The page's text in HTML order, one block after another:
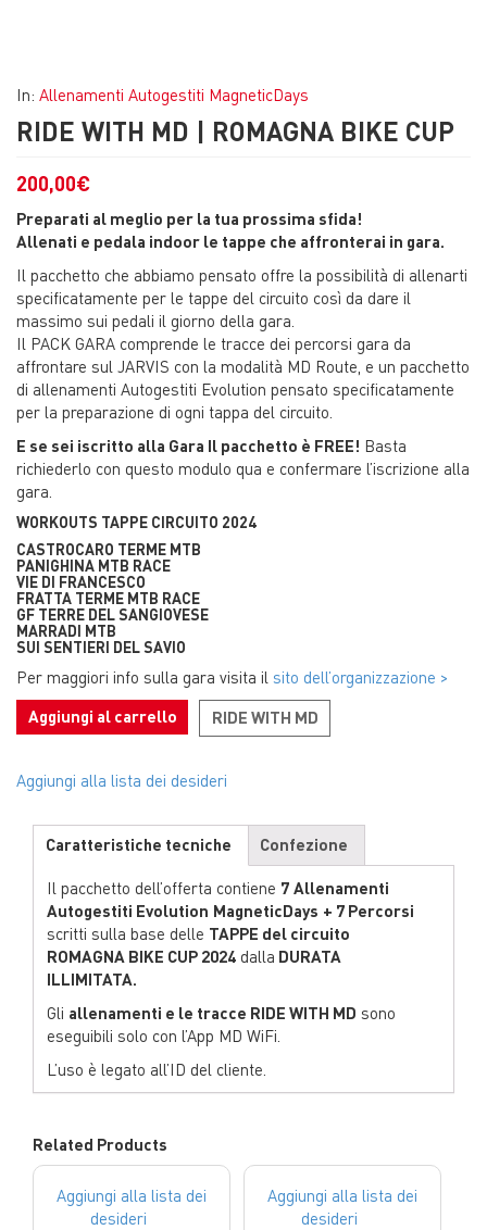
In: Allenamenti Autogestiti MagneticDays
RIDE WITH MD | ROMAGNA BIKE CUP
200,00€
Preparati al meglio per la tua prossima sfida!
Allenati e pedala indoor le tappe che affronterai in gara.
Il pacchetto che abbiamo pensato offre la possibilità di allenarti
specificatamente per le tappe del circuito così da dare il
massimo sui pedali il giorno della gara.
Il PACK GARA comprende le tracce dei percorsi gara da
affrontare sul JARVIS con la modalità MD Route, e un pacchetto
di allenamenti Autogestiti Evolution pensato specificatamente
per la preparazione di ogni tappa del circuito.
E se sei iscritto alla Gara Il pacchetto è FREE! Basta
richiederlo con questo modulo qua e confermare l’iscrizione alla
gara.
WORKOUTS TAPPE CIRCUITO 2024
CASTROCARO TERME MTB
PANIGHINA MTB RACE
VIE DI FRANCESCO
FRATTA TERME MTB RACE
GF TERRE DEL SANGIOVESE
MARRADI MTB
SUI SENTIERI DEL SAVIO
Per maggiori info sulla gara visita il sito dell’organizzazione >
Aggiungi al carrello
RIDE WITH MD
Aggiungi alla lista dei desideri
Caratteristiche tecniche
Confezione
Il pacchetto dell’offerta contiene 7 Allenamenti
Autogestiti Evolution MagneticDays + 7 Percorsi
scritti sulla base delle TAPPE del circuito
ROMAGNA BIKE CUP 2024 dalla DURATA
ILLIMITATA.
Gli allenamenti e le tracce RIDE WITH MD sono
eseguibili solo con l’App MD WiFi.
L’uso è legato all’ID del cliente.
Related Products
Aggiungi alla lista dei
desideri
Aggiungi alla lista dei
desideri